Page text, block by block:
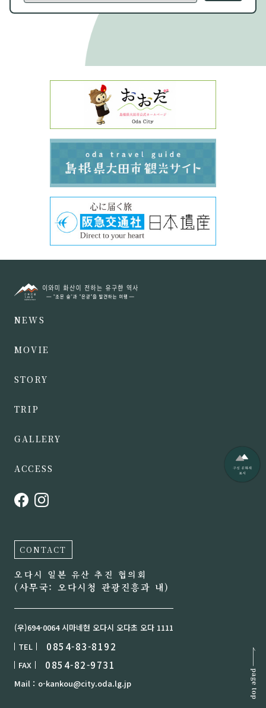
NEWS
MOVIE
STORY
TRIP
GALLERY
ACCESS
CONTACT
오다시 일본 유산 추진 협의회
(사무국: 오다시청 관광진흥과 내)
(우)694-0064 시마네현 오다시 오다초 오다 1111
TEL
0854-83-8192
FAX 0854-82-9731
Mail：o-kankou@city.oda.lg.jp